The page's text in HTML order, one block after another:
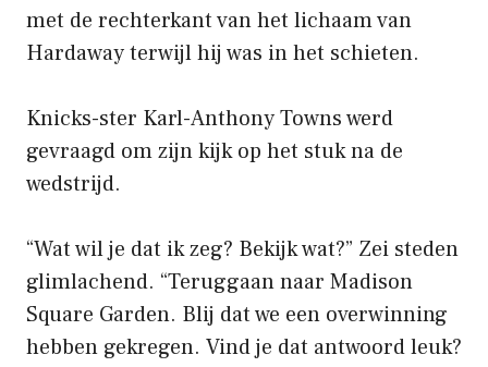
met de rechterkant van het lichaam van
Hardaway terwijl hij was in het schieten.
Knicks-ster Karl-Anthony Towns werd
gevraagd om zijn kijk op het stuk na de
wedstrijd.
“Wat wil je dat ik zeg? Bekijk wat?” Zei steden
glimlachend. “Teruggaan naar Madison
Square Garden. Blij dat we een overwinning
hebben gekregen. Vind je dat antwoord leuk?